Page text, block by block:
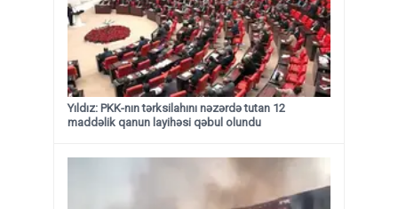
Yıldız: PKK-nın tərksilahını nəzərdə tutan 12
maddəlik qanun layihəsi qəbul olundu ​​​​​​​